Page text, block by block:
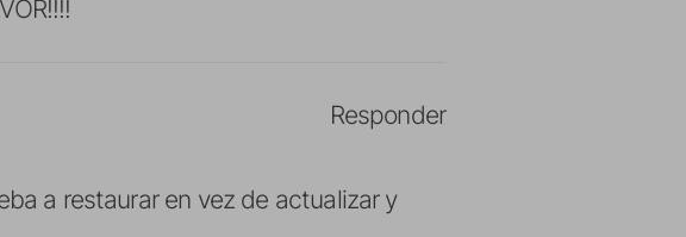
a restaurar en vez de actualizar y
Responder